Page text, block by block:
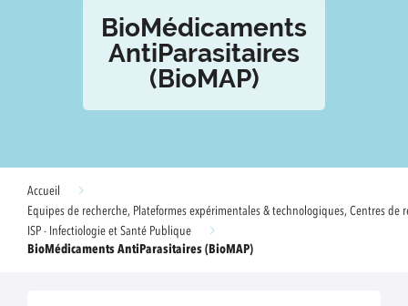
BioMédicaments
AntiParasitaires
(BioMAP)
Accueil
Equipes de recherche, Plateformes expérimentales & technologiques, Centres de
ISP - Infectiologie et Santé Publique
BioMédicaments AntiParasitaires (BioMAP)